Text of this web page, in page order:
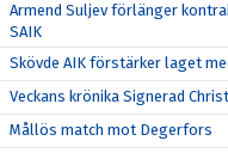
Armend Suljev förlänger
SAIK
Skövde AIK förstärker laget
Veckans krönika Signerad
Mållös match mot Degerfors